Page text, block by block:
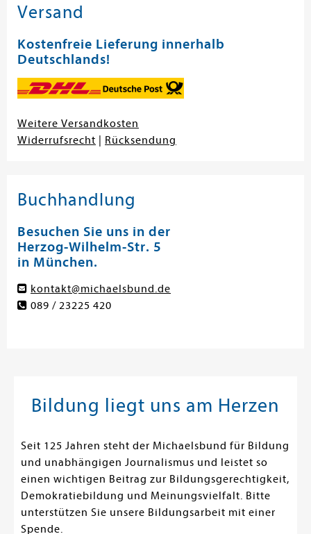
Versand
Kostenfreie Lieferung innerhalb
Deutschlands!
Weitere Versandkosten
Widerrufsrecht
Rücksendung
Buchhandlung
Besuchen Sie uns in der
Herzog-Wilhelm-Str. 5
in München.
kontakt@michaelsbund.de
089 / 23225 420
Bildung liegt uns am Herzen
Seit 125 Jahren steht der Michaelsbund für Bildung
und unabhängigen Journalismus und leistet so
einen wichtigen Beitrag zur Bildungsgerechtigkeit,
Demokratiebildung und Meinungsvielfalt. Bitte
unterstützen Sie unsere Bildungsarbeit mit einer
Spende.